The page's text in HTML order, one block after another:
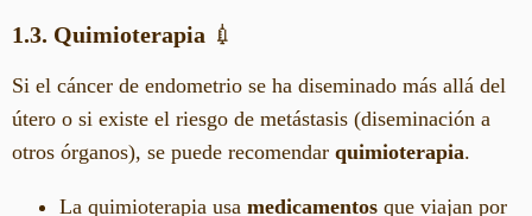
1.3. Quimioterapia 💉
Si el cáncer de endometrio se ha diseminado más allá del
útero o si existe el riesgo de metástasis (diseminación a
otros órganos), se puede recomendar quimioterapia.
La quimioterapia usa medicamentos que viajan por